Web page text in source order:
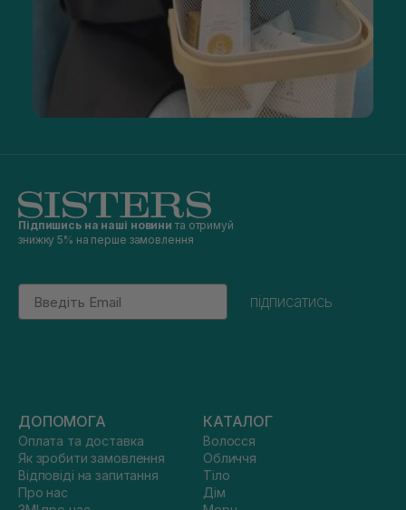
Підпишись на наші новини та отримуй
знижку 5% на перше замовлення
Email
підписатись
ДОПОМОГА
Оплата та доставка
Як зробити замовлення
Відповіді на запитання
Про нас
КАТАЛОГ
Волосся
Обличчя
Тіло
Дім